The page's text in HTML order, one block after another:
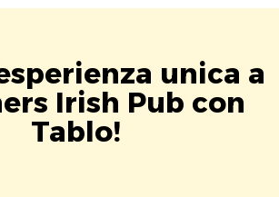
unica a
Irish Pub con
Tablo!